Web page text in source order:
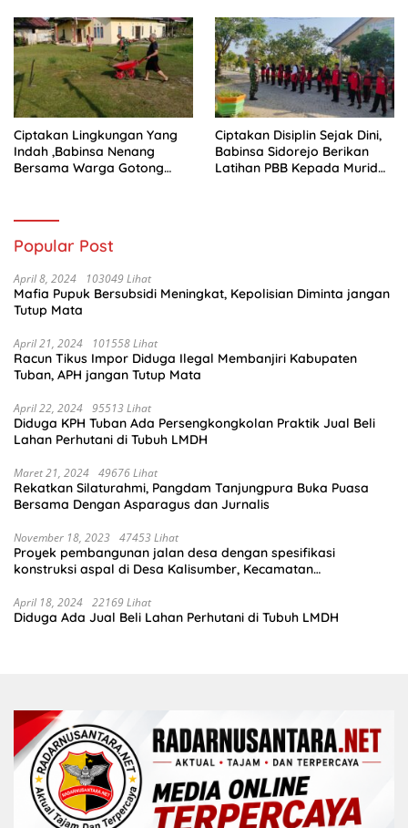
Ciptakan Lingkungan Yang
Indah ,Babinsa Nenang
Bersama Warga Gotong
Ciptakan Disiplin Sejak Dini,
Babinsa Sidorejo Berikan
Latihan PBB Kepada Murid
Popular Post
April 8, 2024 103049 Lihat
Mafia Pupuk Bersubsidi Meningkat, Kepolisian Diminta jangan
Tutup Mata
April 21, 2024 101558 Lihat
Racun Tikus Impor Diduga Ilegal Membanjiri Kabupaten
Tuban, APH jangan Tutup Mata
April 22, 2024 95513 Lihat
Diduga KPH Tuban Ada Persengkongkolan Praktik Jual Beli
Lahan Perhutani di Tubuh LMDH
Maret 21, 2024 49676 Lihat
Rekatkan Silaturahmi, Pangdam Tanjungpura Buka Puasa
Bersama Dengan Asparagus dan Jurnalis
November 18, 2023 47453 Lihat
Proyek pembangunan jalan desa dengan spesifikasi
konstruksi aspal di Desa Kalisumber, Kecamatan
sudah selesai di tahun 2023
April 18, 2024 22169 Lihat
Diduga Ada Jual Beli Lahan Perhutani di Tubuh LMDH